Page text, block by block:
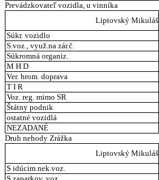
Prevádzkovateľ vozidla, u vinníka
Liptovský Mikuláš
Súkr. vozidlo
S.voz., využ.na zár.č.
Súkromná organiz.
M H D
Ver. hrom. doprava
T I R
Voz. reg. mimo SR
Štátny podnik
ostatné vozidlá
NEZADANÉ
Druh nehody Zrážka
Liptovský Mikuláš
S idúcim nek.voz.